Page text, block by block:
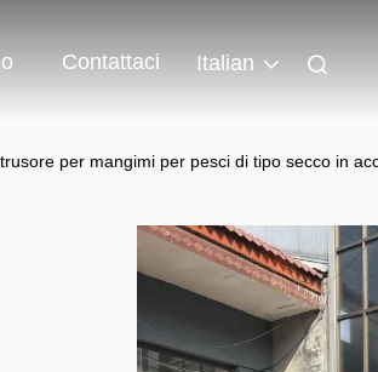
Contattaci Italian
per mangimi per pesci di tipo secco in